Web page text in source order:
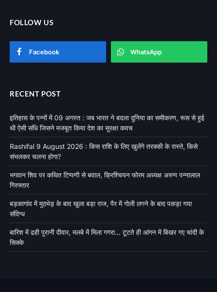
FOLLOW US
Facebook WhatsApp
RECENT POST
इतिहास के पन्नों में 09 अगस्त : जब भारत ने बदला दुनिया का समीकरण, रूस से हुई
थी ऐसी संधि जिसने मजबूत किया देश का सुरक्षा कवच
Rashifal 9 August 2026 : किस राशि के लिए खुलेंगे तरक्की के रास्ते, किसे
संभलकर चलना होगा?
भगवान शिव पर कथित टिप्पणी से बवाल, क्रिश्चियन फोरम अध्यक्ष अरुण पन्नालाल
गिरफ्तार
बड़कागांव में मुठभेड़ के बाद खुला बड़ा राज, पैर में गोली लगने के बाद पकड़ा गया
संदिग्ध
बारिश में ढही पुरानी दीवार, मलबे में मिला गगरा… टूटते ही आंगन में बिखर गए चांदी के
सिक्के